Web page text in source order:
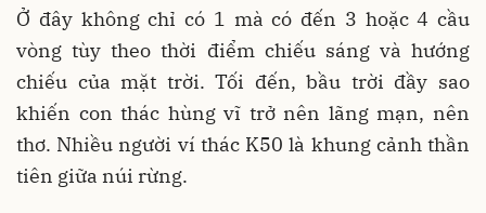
Ở đây không chỉ có 1 mà có đến 3 hoặc 4 cầu
vòng tùy theo thời điểm chiếu sáng và hướng
chiếu của mặt trời. Tối đến, bầu trời đầy sao
khiến con thác hùng vĩ trở nên lãng mạn, nên
thơ. Nhiều người ví thác K50 là khung cảnh thần
tiên giữa núi rừng.